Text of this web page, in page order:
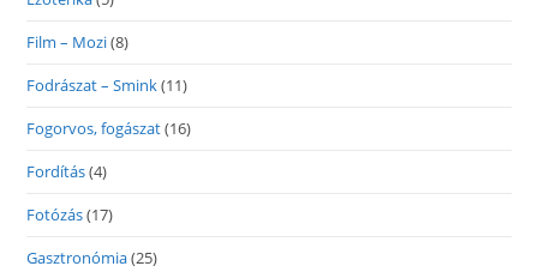
Film – Mozi(8)
Fodrászat – Smink(11)
Fogorvos, fogászat(16)
Fordítás(4)
Fotózás(17)
Gasztronómia(25)